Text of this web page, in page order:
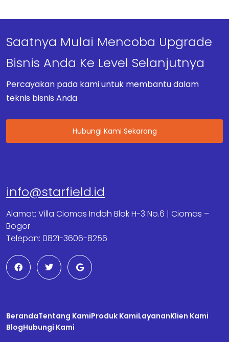
Saatnya Mulai Mencoba Upgrade
Bisnis Anda Ke Level Selanjutnya
Percayakan pada kami untuk membantu dalam
teknis bisnis Anda
Hubungi Kami Sekarang
info@starfield.id
Alamat: Villa Ciomas Indah Blok H-3 No.6 | Ciomas –
Bogor
Telepon: 0821-3606-8256
F
a
c
e
k
T
w
t
G
o
o
g
BerandaTentang KamiProduk KamiLayananKlien Kami
BlogHubungi Kami